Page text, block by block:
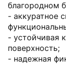
благородном
- аккуратное
- устойчивая
поверхность;
- надежная